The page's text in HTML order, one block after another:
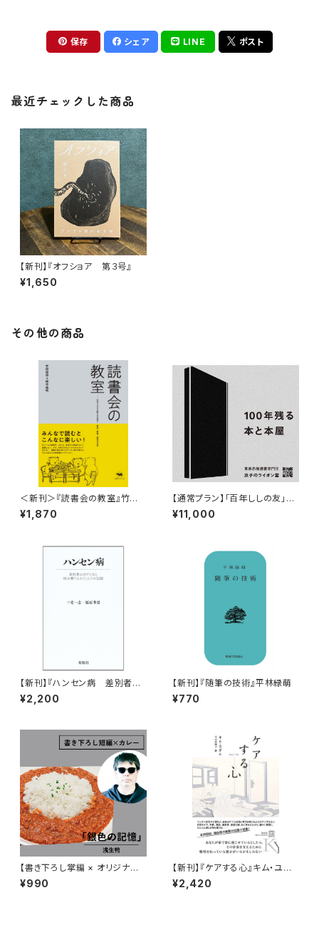
保存 シェア LINE ポスト
最近チェックした商品
【新刊】『オフショア 第３号』
¥1,650
その他の商品
＜新刊＞『読書会の教室』竹田
信弥・田中佳祐（刊行：晶文社）
¥1,870
【通常プラン】「百年ししの友」第
６期（2026/08/01〜2027/7/3
1）
¥11,000
【新刊】『ハンセン病 差別者の
ボクたちと病み棄てられた人々
の記録』三宅 一志 、福原 孝浩
¥2,200
【新刊】『随筆の技術』平林緑萌
¥770
【書き下ろし掌編 × オリジナル
レトルトカレー】浅生鴨『華麗に
文学をすくう？「銀色の記憶」』
¥990
【新刊】『ケアする心』キム・ユダ
ム、小山内園子【訳】
¥2,420